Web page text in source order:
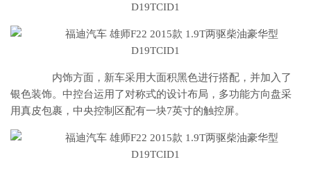
内饰方面，新车采用大面积黑色进行搭配，并加入了
银色装饰。中控台运用了对称式的设计布局，多功能方向盘采
用真皮包裹，中央控制区配有一块7英寸的触控屏。